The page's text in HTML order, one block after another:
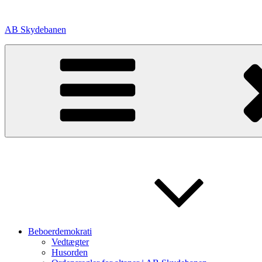
indhold
AB Skydebanen
Beboerdemokrati
Vedtægter
Husorden